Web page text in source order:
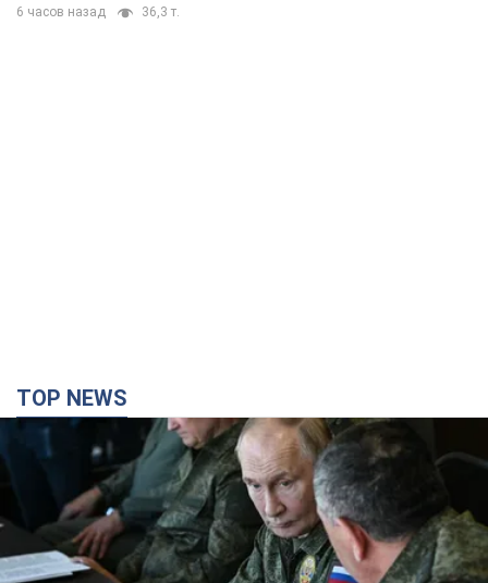
Поставлено завдання – вбивати якомога
більше українців: Фейгін назвав "тригери"
Путіна
У агресора є лише два варіанти примусу України до
капітуляції